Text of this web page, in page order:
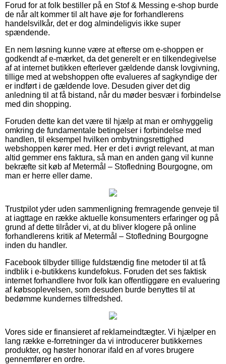
Forud for at folk bestiller på en Stof & Messing e-shop burde
de når alt kommer til alt have øje for forhandlerens
handelsvilkår, det er dog almindeligvis ikke super
spændende.
En nem løsning kunne være at efterse om e-shoppen er
godkendt af e-mærket, da det generelt er en tilkendegivelse
af at internet butikken efterlever gældende dansk lovgivning,
tillige med at webshoppen ofte evalueres af sagkyndige der
er indført i de gældende love. Desuden giver det dig
anledning til at få bistand, når du møder besvær i forbindelse
med din shopping.
Foruden dette kan det være til hjælp at man er omhyggelig
omkring de fundamentale betingelser i forbindelse med
handlen, til eksempel hvilken ombytningsrettighed
webshoppen kører med. Her er det i øvrigt relevant, at man
altid gemmer ens faktura, så man en anden gang vil kunne
bekræfte sit køb af Metermål – Stofledning Bourgogne, om
man er herre eller dame.
Trustpilot yder uden sammenligning fremragende genveje til
at iagttage en række aktuelle konsumenters erfaringer og på
grund af dette tilråder vi, at du bliver klogere på online
forhandlerens kritik af Metermål – Stofledning Bourgogne
inden du handler.
Facebook tilbyder tillige fuldstændig fine metoder til at få
indblik i e-butikkens kundefokus. Foruden det ses faktisk
internet forhandlere hvor folk kan offentliggøre en evaluering
af købsoplevelsen, som desuden burde benyttes til at
bedømme kundernes tilfredshed.
Vores side er finansieret af reklameindtægter. Vi hjælper en
lang række e-forretninger da vi introducerer butikkernes
produkter, og høster honorar ifald en af vores brugere
gennemfører en ordre.